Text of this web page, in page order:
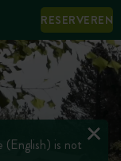
RESERVEREN
(English) is not